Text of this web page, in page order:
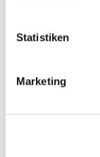
Statistiken
Marketing